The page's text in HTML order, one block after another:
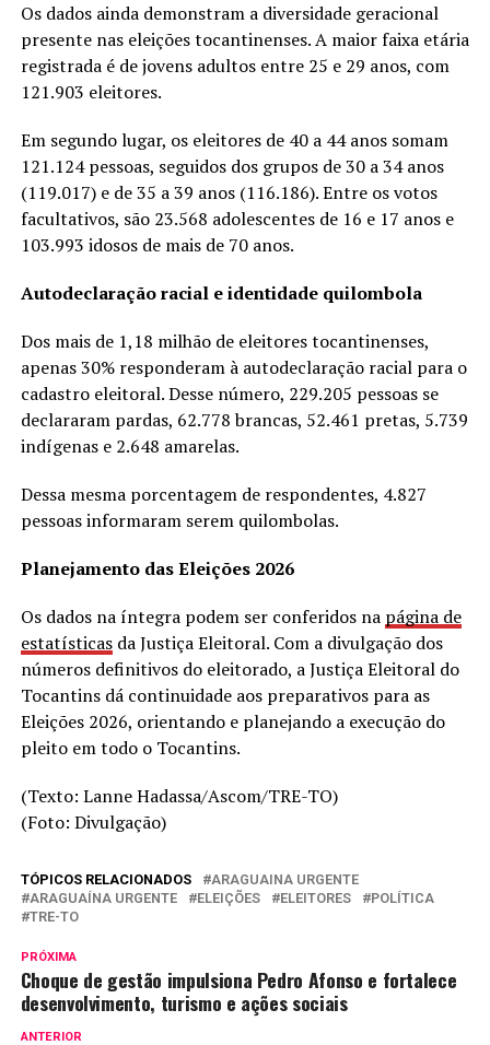
Os dados ainda demonstram a diversidade geracional
presente nas eleições tocantinenses. A maior faixa etária
registrada é de jovens adultos entre 25 e 29 anos, com
121.903 eleitores.
Em segundo lugar, os eleitores de 40 a 44 anos somam
121.124 pessoas, seguidos dos grupos de 30 a 34 anos
(119.017) e de 35 a 39 anos (116.186). Entre os votos
facultativos, são 23.568 adolescentes de 16 e 17 anos e
103.993 idosos de mais de 70 anos.
Autodeclaração racial e identidade quilombola
Dos mais de 1,18 milhão de eleitores tocantinenses,
apenas 30% responderam à autodeclaração racial para o
cadastro eleitoral. Desse número, 229.205 pessoas se
declararam pardas, 62.778 brancas, 52.461 pretas, 5.739
indígenas e 2.648 amarelas.
Dessa mesma porcentagem de respondentes, 4.827
pessoas informaram serem quilombolas.
Planejamento das Eleições 2026
Os dados na íntegra podem ser conferidos na página de
estatísticasda Justiça Eleitoral. Com a divulgação dos
números definitivos do eleitorado, a Justiça Eleitoral do
Tocantins dá continuidade aos preparativos para as
Eleições 2026, orientando e planejando a execução do
pleito em todo o Tocantins.
(Texto: Lanne Hadassa/Ascom/TRE-TO)
(Foto: Divulgação)
TÓPICOS RELACIONADOS
ARAGUAINA URGENTE
ARAGUAÍNA URGENTE
ELEIÇÕES ELEITORES
POLÍTICA
TRE-TO
PRÓXIMA
Choque de gestão impulsiona Pedro Afonso e fortalece
desenvolvimento, turismo e ações sociais
ANTERIOR